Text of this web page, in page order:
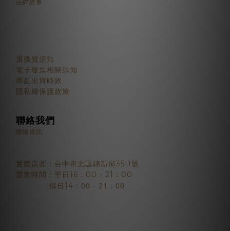
品牌故事
退換貨須知
電子發票相關須知
商品出貨時效
隱私權保護政策
聯絡我們
聯絡資訊
實體店面：台中市北區錦新街35-1號
營業時間：平日16：00 - 21：00
假日14 ：00 - 21：00